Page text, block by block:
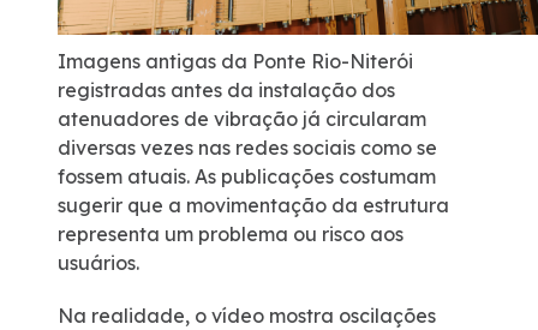
Imagens antigas da Ponte Rio-Niterói
registradas antes da instalação dos
atenuadores de vibração já circularam
diversas vezes nas redes sociais como se
fossem atuais. As publicações costumam
sugerir que a movimentação da estrutura
representa um problema ou risco aos
usuários.
Na realidade, o vídeo mostra oscilações